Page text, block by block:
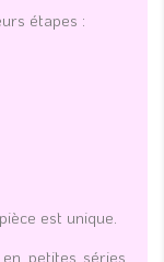
étapes :
est unique.
petites séries